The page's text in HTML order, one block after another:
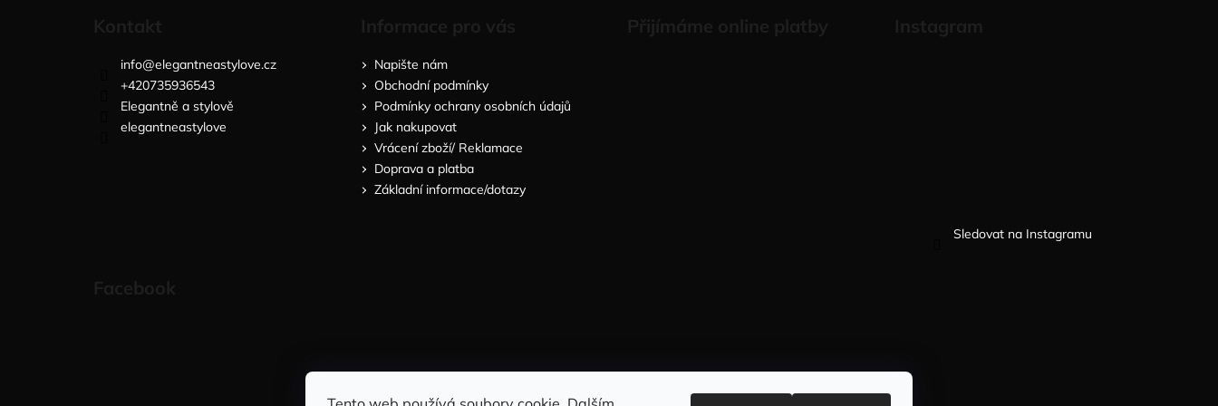
info@elegantneastylove.cz
+420735936543
Elegantně a stylově
elegantneastylove
Napište nám
Obchodní podmínky
Podmínky ochrany osobních údajů
Jak nakupovat
Vrácení zboží/ Reklamace
Doprava a platba
Základní informace/dotazy
Sledovat na Instagramu
Sleduj nás na FACEBOOKU